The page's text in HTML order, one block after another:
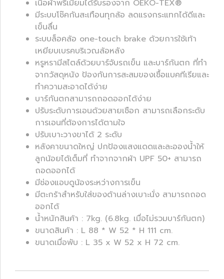
เนื้อผ้าพรีเมียมได้รับรองจาก OEKO-TEX®
มีระบบโช๊คกันสะเทือนทุกล้อ ลดแรงกระแทกได้ดีและ
เข็นลื่น
ระบบล็อคล้อ one-touch brake ด้วยการใช้เท้า
เหยียบเบรคบริเวณล้อหลัง
หรูหรามีสไตล์ด้วยบาร์จับรถเข็น และบาร์กันตก ที่ทำ
จากวัสดุหนัง ป้องกันการสะสมของเชื้อแบคทีเรียและ
ทำความสะอาดได้ง่าย
บาร์กันตกสามารถถอดออกได้ง่าย
ปรับระดับการเอนด้วยสายเชือก สามารถเลือกระดับ
การเอนที่ต้องการได้ตามใจ
ปรับเบาะวางขาได้ 2 ระดับ
หลังคาขนาดใหญ่ ปกป้องแสงแดดและละอองน้ำให้
ลูกน้อยได้เต็มที่ ทำจากจากผ้า UPF 50+ สามารถ
ถอดออกได้
มีช่องแอบดูน้องระหว่างการเข็น
มีตะกร้าสำหรับใส่ของด้านล่างเบาะนั่ง สามารถถอด
ออกได้
น้ำหนักสินค้า : 7kg. (6.8kg. เมื่อไม่รวมบาร์กันตก)
ขนาดสินค้า : L 88 * W 52 * H 111 cm.
ขนาดเมื่อพับ : L 35 x W 52 x H 72 cm.